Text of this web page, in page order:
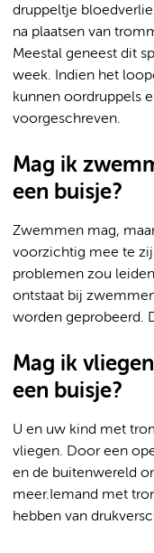
druppeltje
na plaatsen van
Meestal geneest dit
week. Indien het
kunnen oordruppels
voorgeschreven.
Mag ik
een buisje?
Zwemmen mag,
voorzichtig mee te
problemen zou
ontstaat bij
worden geprobeerd.
Mag ik
een buisje?
U en uw kind met
vliegen. Door een
en de buitenwereld
meer.Iemand met
hebben van